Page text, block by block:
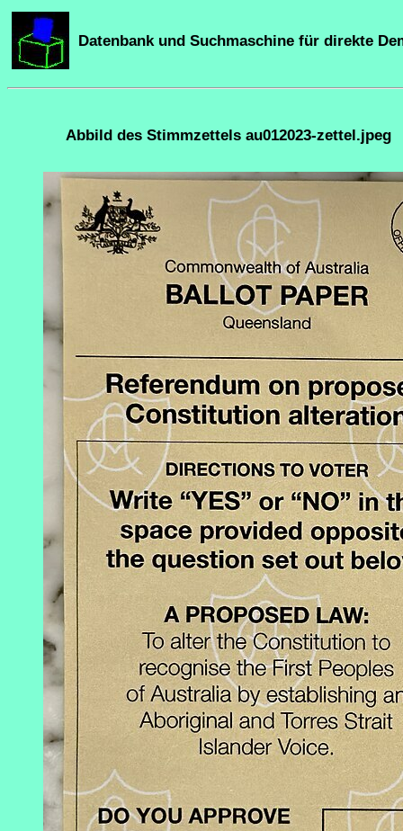
Datenbank und Suchmaschine für direkte
Abbild des Stimmzettels au012023-zettel.jpeg